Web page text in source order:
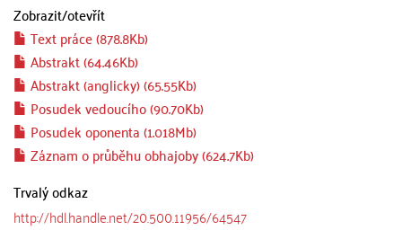
Zobrazit/otevřít
Text práce (878.8Kb)
Abstrakt (64.46Kb)
Abstrakt (anglicky) (65.55Kb)
Posudek vedoucího (90.70Kb)
Posudek oponenta (1.018Mb)
Záznam o průběhu obhajoby (624.7Kb)
Trvalý odkaz
http://hdl.handle.net/20.500.11956/64547